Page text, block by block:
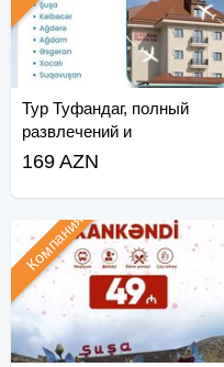
Тур Туфандаг, полный
развлечений и
развлечений
169 AZN
Компания